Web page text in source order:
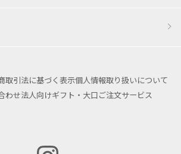
取引法に基づく表示個人情報取り扱いについて
わせ法人向けギフト・大口ご注文サービス